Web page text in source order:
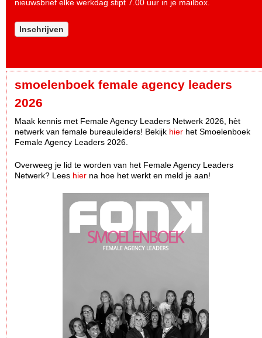
nieuwsbrief elke werkdag stipt 7.00 uur in je mailbox.
Inschrijven
smoelenboek female agency leaders
2026
Maak kennis met Female Agency Leaders Netwerk 2026, hèt
netwerk van female bureauleiders! Bekijk hier het Smoelenboek
Female Agency Leaders 2026.
Overweeg je lid te worden van het Female Agency Leaders
Netwerk? Lees hier na hoe het werkt en meld je aan!